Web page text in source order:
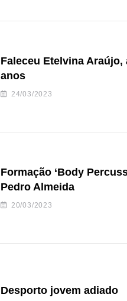
Faleceu Etelvina Araújo,
anos
24/03/2023
Formação ‘Body
Pedro Almeida
20/03/2023
Desporto jovem adiado